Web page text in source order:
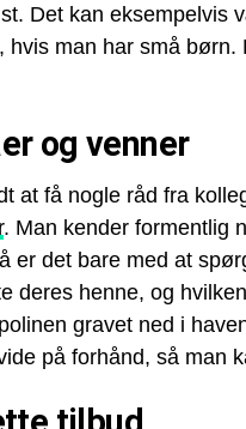
Det kan
hvis man har små
og venner
at få nogle råd fra
. Man kender formentlig
er det bare med at
deres henne, og
gravet ned i
på forhånd, så man